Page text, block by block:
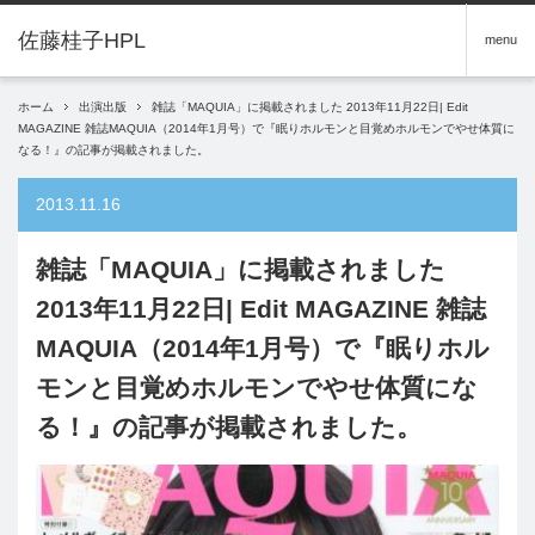
menu
ホーム 出演出版
雑誌「MAQUIA」に掲載されました 2013年11月22日| Edit
MAGAZINE 雑誌MAQUIA（2014年1月号）で『眠りホルモンと目覚めホルモンでやせ体質に
なる！』の記事が掲載されました。
2013.11.16
雑誌「MAQUIA」に掲載されました
2013年11月22日| Edit MAGAZINE 雑誌
MAQUIA（2014年1月号）で『眠りホル
モンと目覚めホルモンでやせ体質にな
る！』の記事が掲載されました。